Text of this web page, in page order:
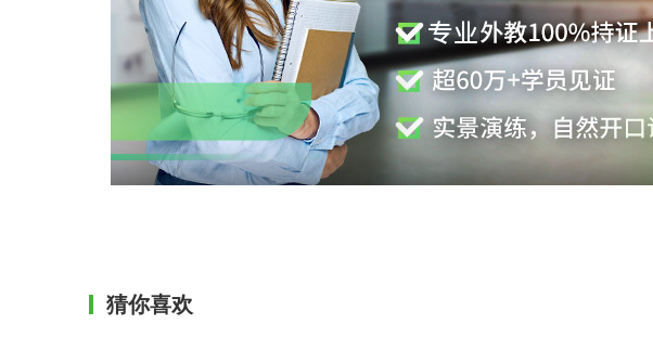
猜你喜欢